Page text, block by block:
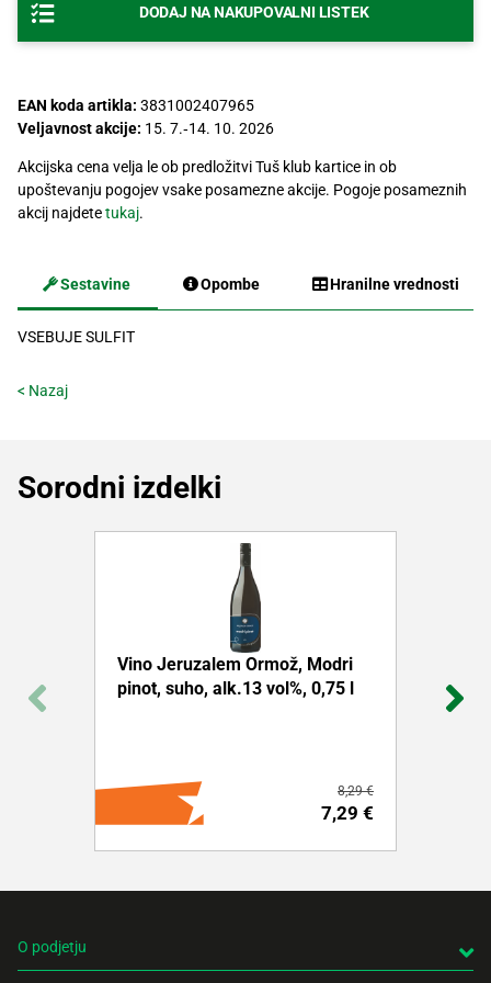
DODAJ NA NAKUPOVALNI LISTEK
EAN koda artikla: 3831002407965
Veljavnost akcije: 15. 7.‐14. 10. 2026
Akcijska cena velja le ob predložitvi Tuš klub kartice in ob
upoštevanju pogojev vsake posamezne akcije. Pogoje posameznih
akcij najdetetukaj.
Sestavine Opombe Hranilne vrednosti
VSEBUJE SULFIT
< Nazaj
Sorodni izdelki
Vino Jeruzalem Ormož, Modri
pinot, suho, alk.13 vol%, 0,75 l
7,29 €
8,29 €
O podjetju